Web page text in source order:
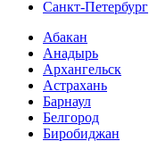
Санкт-Петербург
Абакан
Анадырь
Архангельск
Астрахань
Барнаул
Белгород
Биробиджан